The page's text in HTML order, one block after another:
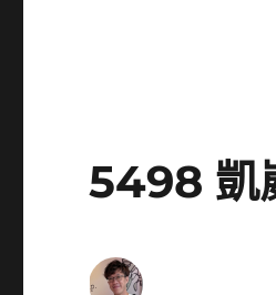
5498 凱